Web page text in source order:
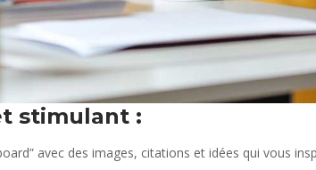
stimulant :
avec des images, citations et idées qui vous